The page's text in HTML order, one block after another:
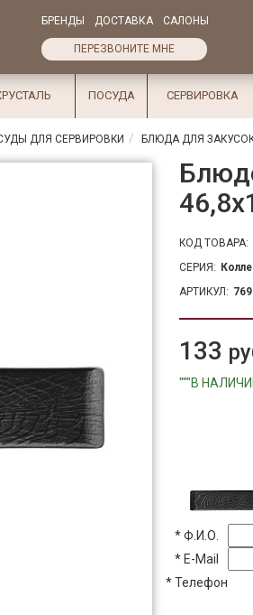
БРЕНДЫ ДОСТАВКА САЛОНЫ
ПЕРЕЗВОНИТЕ МНЕ
ПОСУДА СЕРВИРОВКА
ДЛЯ СЕРВИРОВКИ БЛЮДА ДЛЯ
КОД ТОВАРА:
СЕРИЯ:
АРТИКУЛ:
133
"""В
*Ф.И.О.
* E-Mail
*Телефон